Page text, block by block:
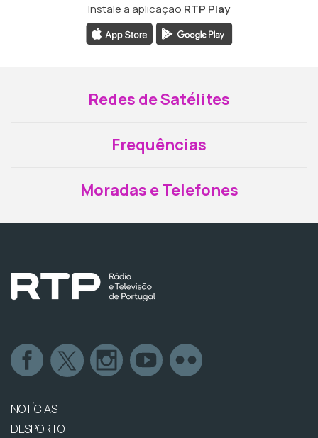
Instale a aplicação RTP Play
Redes de Satélites
Frequências
Moradas e Telefones
NOTÍCIAS
DESPORTO